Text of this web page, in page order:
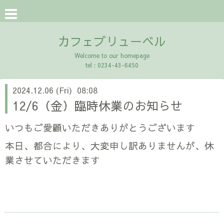
カフェブリューベル
Welcome to our homepage
tel : 0234-43-6450
2024.12.06 (Fri) 08:08
12/6（金）臨時休業のお知らせ
いつもご愛顧いただきありがとうございます
本日、都合により、大変申し訳ありませんが、休
業させていただきます